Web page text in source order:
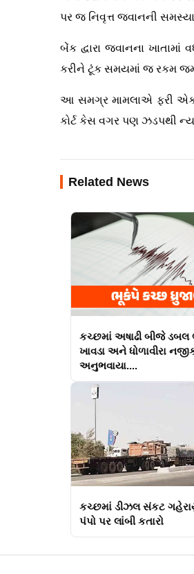
પર જ નિવૃત્ત જવાનની
બેંક દ્વારા જવાનના
કરીને ટૂંક સમયમાં જ રકમ
આ સમગ્ર મામલાએ ફરી
કોર્ટ કેસ વગર પણ ઝડપથી
Related News
કચ્છમાં અષાઢી બીજે
ખાવડા અને ધોળાવીરા
અનુભવાયા....
કચ્છમાં ડીઝલ સંકટ
પંપો પર લાંબી કતારો